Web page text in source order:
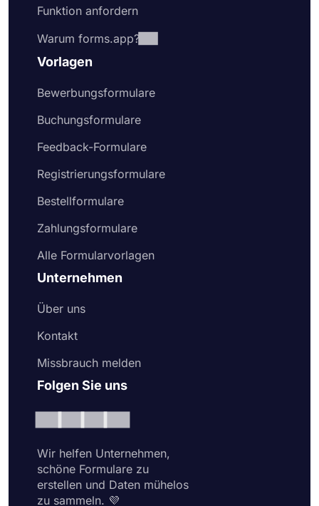
Funktion anfordern
Warum forms.app?
Vorlagen
Bewerbungsformulare
Buchungsformulare
Feedback-Formulare
Registrierungsformulare
Bestellformulare
Zahlungsformulare
Alle Formularvorlagen
Unternehmen
Über uns
Kontakt
Missbrauch melden
Folgen Sie uns
Wir helfen Unternehmen,
schöne Formulare zu
erstellen und Daten mühelos
zu sammeln. 💜